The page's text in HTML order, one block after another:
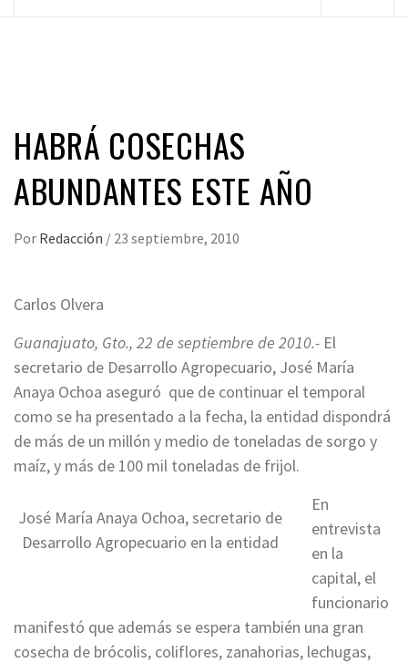
HABRÁ COSECHAS
ABUNDANTES ESTE AÑO
Por Redacción / 23 septiembre, 2010
Carlos Olvera
Guanajuato, Gto., 22 de septiembre de 2010.- El
secretario de Desarrollo Agropecuario, José María
Anaya Ochoa aseguró que de continuar el temporal
como se ha presentado a la fecha, la entidad dispondrá
de más de un millón y medio de toneladas de sorgo y
maíz, y más de 100 mil toneladas de frijol.
José María Anaya Ochoa, secretario de
Desarrollo Agropecuario en la entidad
En
entrevista
en la
capital, el
funcionario
manifestó que además se espera también una gran
cosecha de brócolis, coliflores, zanahorias, lechugas,